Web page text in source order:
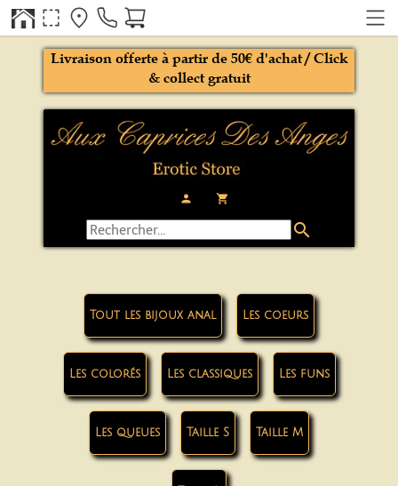
person local_grocery_store
Livraison offerte à partir de 50€ d'achat / Click
& collect gratuit
search
Tout les bijoux anal Les coeurs
Les colorés Les classiques Les funs
Les queues Taille S Taille M